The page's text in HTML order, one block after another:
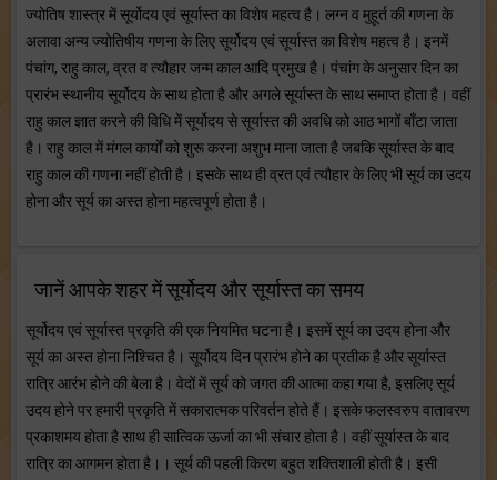
ज्योतिष शास्त्र में सूर्योदय एवं सूर्यास्त का विशेष महत्व है। लग्न व मुहूर्त की गणना के
अलावा अन्य ज्योतिषीय गणना के लिए सूर्योदय एवं सूर्यास्त का विशेष महत्व है। इनमें
पंचांग, राहु काल, व्रत व त्यौहार जन्म काल आदि प्रमुख है। पंचांग के अनुसार दिन का
प्रारंभ स्थानीय सूर्योदय के साथ होता है और अगले सूर्यास्त के साथ समाप्त होता है। वहीं
राहु काल ज्ञात करने की विधि में सूर्योदय से सूर्यास्त की अवधि को आठ भागों बाँटा जाता
है। राहु काल में मंगल कार्यों को शुरू करना अशुभ माना जाता है जबकि सूर्यास्त के बाद
राहु काल की गणना नहीं होती है। इसके साथ ही व्रत एवं त्यौहार के लिए भी सूर्य का उदय
होना और सूर्य का अस्त होना महत्वपूर्ण होता है।
जानें आपके शहर में सूर्योदय और सूर्यास्त का समय
सूर्योदय एवं सूर्यास्त प्रकृति की एक नियमित घटना है। इसमें सूर्य का उदय होना और
सूर्य का अस्त होना निश्चित है। सूर्योदय दिन प्रारंभ होने का प्रतीक है और सूर्यास्त
रात्रि आरंभ होने की बेला है। वेदों में सूर्य को जगत की आत्मा कहा गया है, इसलिए सूर्य
उदय होने पर हमारी प्रकृति में सकारात्मक परिवर्तन होते हैं। इसके फलस्वरुप वातावरण
प्रकाशमय होता है साथ ही सात्विक ऊर्जा का भी संचार होता है। वहीं सूर्यास्त के बाद
रात्रि का आगमन होता है।। सूर्य की पहली किरण बहुत शक्तिशाली होती है। इसी